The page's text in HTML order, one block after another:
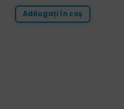
Adăugați în coș